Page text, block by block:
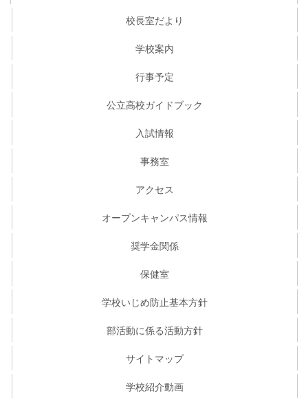
校長室だより
学校案内
行事予定
公立高校ガイドブック
入試情報
事務室
アクセス
オープンキャンパス情報
奨学金関係
保健室
学校いじめ防止基本方針
部活動に係る活動方針
サイトマップ
学校紹介動画